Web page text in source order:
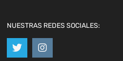
NUESTRAS REDES SOCIALES: